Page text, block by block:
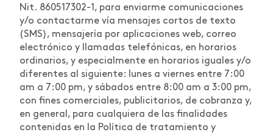
Nit. 860517302-1, para enviarme comunicaciones
y/o contactarme vía mensajes cortos de texto
(SMS), mensajería por aplicaciones web, correo
electrónico y llamadas telefónicas, en horarios
ordinarios, y especialmente en horarios iguales y/o
diferentes al siguiente: lunes a viernes entre 7:00
am a 7:00 pm, y sábados entre 8:00 am a 3:00 pm,
con fines comerciales, publicitarios, de cobranza y,
en general, para cualquiera de las finalidades
contenidas en la Política de tratamiento y